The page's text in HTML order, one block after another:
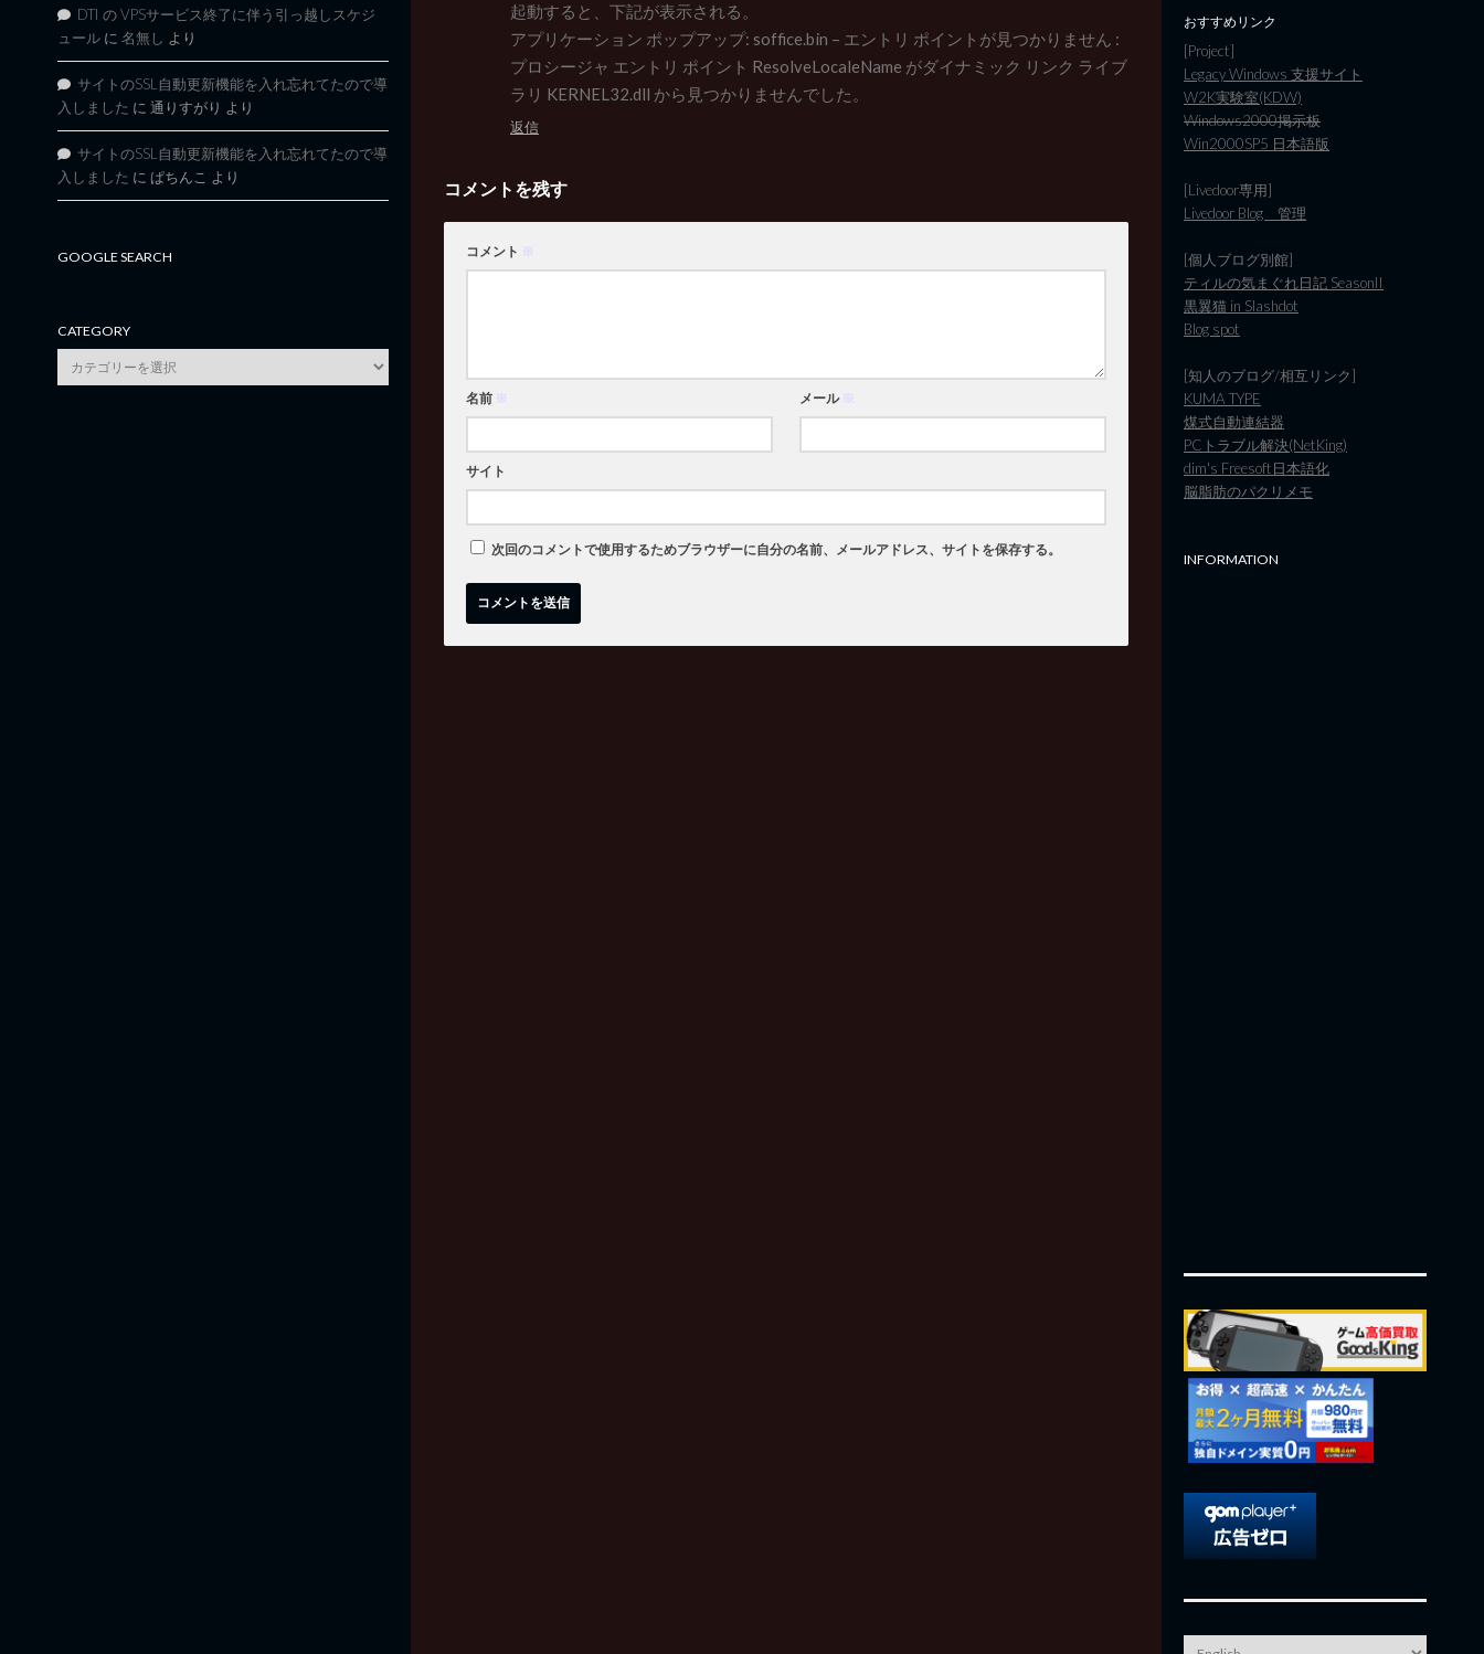
起動すると、下記が表示される。
アプリケーション ポップアップ: soffice.bin – エントリ ポイントが見つかりません :
プロシージャ エントリ ポイント ResolveLocaleName がダイナミック リンク ライブ
ラリ KERNEL32.dll から見つかりませんでした。
返信
コメントを残す
コメント ※
名前 ※ メール ※
サイト
次回のコメントで使用するためブラウザーに自分の名前、メールアドレス、サイトを保存する。
DTI の VPSサービス終了に伴う引っ越しスケジ
ュール に 名無し より
サイトのSSL自動更新機能を入れ忘れてたので導
入しました に 通りすがり より
サイトのSSL自動更新機能を入れ忘れてたので導
入しました に ぱちんこ より
GOOGLE SEARCH
CATEGORY
category
おすすめリンク
[Project]
Legacy Windows 支援サイト
W2K実験室(KDW)
Windows2000掲示板
Win2000SP5 日本語版
[Livedoor専用]
Livedoor Blog 管理
[個人ブログ別館]
ティルの気まぐれ日記 SeasonII
黒翼猫 in Slashdot
Blog spot
[知人のブログ/相互リンク]
KUMA TYPE
煤式自動連結器
PCトラブル解決(NetKing)
dim's Freesoft日本語化
脳脂肪のパクリメモ
INFORMATION